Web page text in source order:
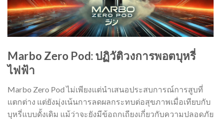
Marbo Zero Pod: ปฏิวัติวงการพอตบุหรี่
ไฟฟ้า
Marbo Zero Pod ไม่เพียงแต่นำเสนอประสบการณ์การสูบที่
แตกต่าง แต่ยังมุ่งเน้นการลดผลกระทบต่อสุขภาพเมื่อเทียบกับ
บุหรี่แบบดั้งเดิม แม้ว่าจะยังมีข้อถกเถียงเกี่ยวกับความปลอดภัย